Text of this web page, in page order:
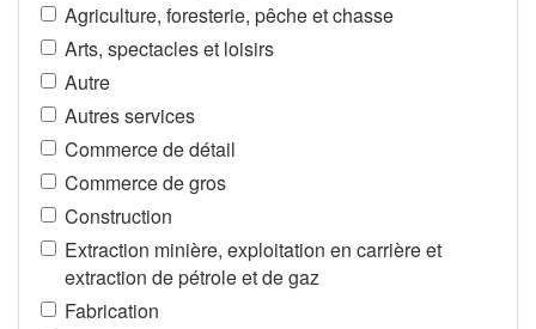
Agriculture, foresterie, pêche et chasse
Arts, spectacles et loisirs
Autre
Autres services
Commerce de détail
Commerce de gros
Construction
Extraction minière, exploitation en carrière et
extraction de pétrole et de gaz
Fabrication